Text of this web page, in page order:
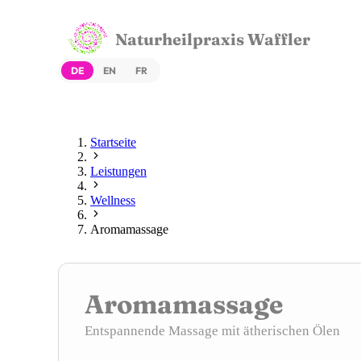
Naturheilpraxis Waffler
DE EN FR
Startseite
Leistungen
Wellness
Aromamassage
Aromamassage
Entspannende Massage mit ätherischen Ölen